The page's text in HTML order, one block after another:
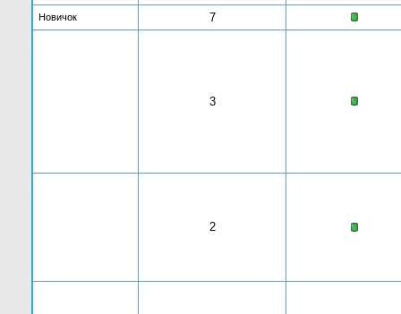
Новичок 7
3
2